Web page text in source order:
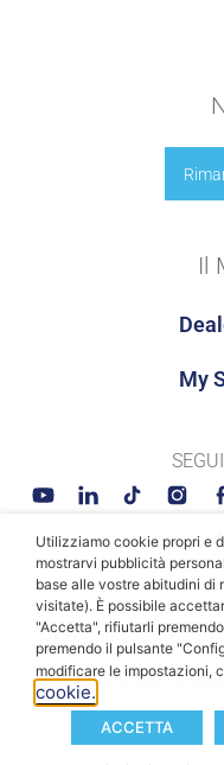
Il
My
© MAHLE SmartBike
Informativa
Utilizziamo cookie propri e
mostrarvi pubblicità
base alle vostre abitudini di
visitate). È possibile
"Accetta", rifiutarli
premendo il pulsante
modificare le impostazioni,
cookie.
ACCETTA